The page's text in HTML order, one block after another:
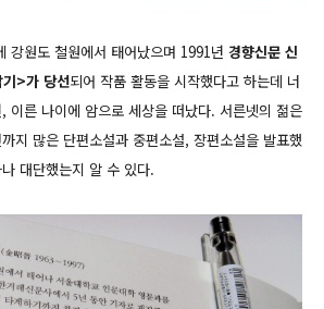
강원도 철원에서 태어났으며 1991년 경향신문 신
기>가 당선되어 작품 활동을 시작했다고 하는데 너
이른 나이에 암으로 세상을 떠났다. 서른넷의 젊은
지 많은 단편소설과 중편소설, 장편소설을 발표했
대단했는지 알 수 있다.